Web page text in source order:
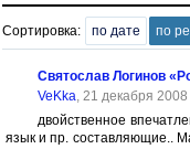
Сортировка: по дате по
Святослав Логинов
VeKka, 21 декабря 2008
двойственное
язык и пр. составляющие..